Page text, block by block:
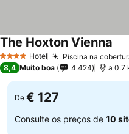
4 EstrelasHotel Piscina na
The Hoxton Vienna
8,4 Muito boa 4.424 a 0.7
De € 127
Consulte os preços de 10